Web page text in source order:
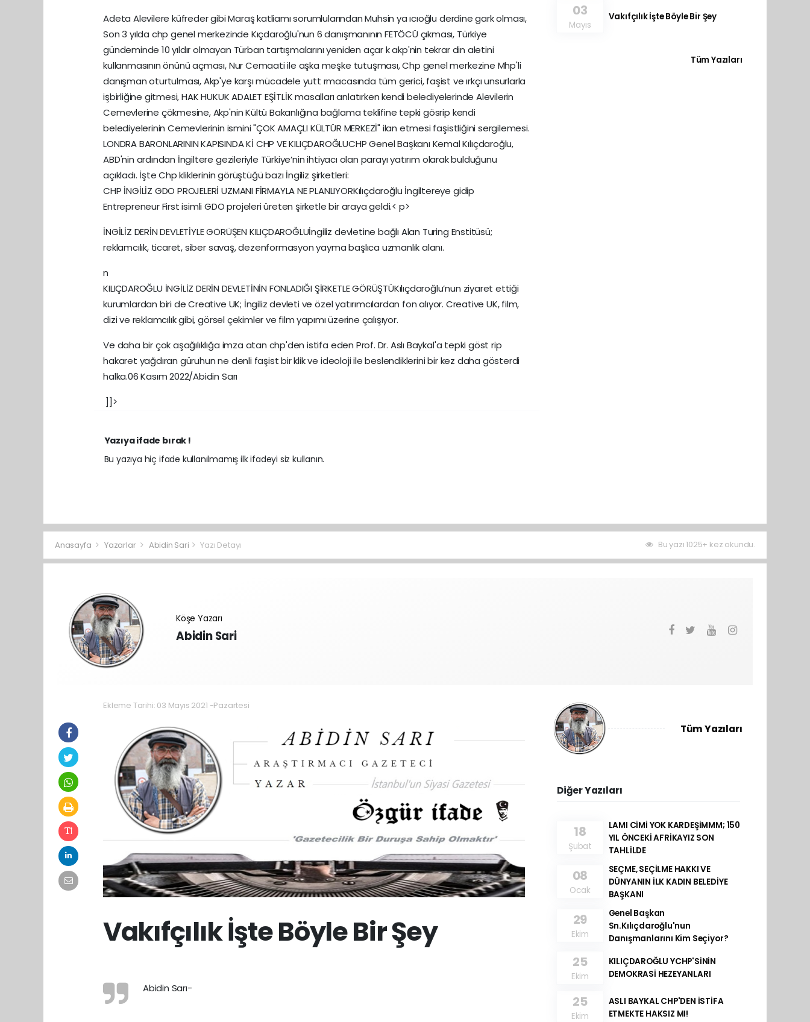
Adeta Alevilere küfreder gibi Maraş katliamı sorumlularından Muhsin ya ıcıoğlu derdine gark olması,
Son 3 yılda chp genel merkezinde Kıçdaroğlu'nun 6 danışmanının FETÖCÜ çıkması, Türkiye
gündeminde 10 yıldır olmayan Türban tartışmalarını yeniden açar k akp'nin tekrar din aletini
kullanmasının önünü açması, Nur Cemaati ile aşka meşke tutuşması, Chp genel merkezine Mhp'li
danışman oturtulması, Akp'ye karşı mücadele yutt rmacasında tüm gerici, faşist ve ırkçı unsurlarla
işbirliğine gitmesi, HAK HUKUK ADALET EŞİTLİK masalları anlatırken kendi belediyelerinde Alevilerin
Cemevlerine çökmesine, Akp'nin Kültü Bakanlığına bağlama teklifine tepki gösrip kendi
belediyelerinin Cemevlerinin ismini "ÇOK AMAÇLI KÜLTÜR MERKEZİ" ilan etmesi faşistliğini sergilemesi.
LONDRA BARONLARININ KAPISINDA Kİ CHP VE KILIÇDAROĞLUCHP Genel Başkanı Kemal Kılıçdaroğlu,
ABD'nin ardından İngiltere gezileriyle Türkiye’nin ihtiyacı olan parayı yatırım olarak bulduğunu
açıkladı. İşte Chp kliklerinin görüştüğü bazı İngiliz şirketleri:
CHP İNGİLİZ GDO PROJELERİ UZMANI FİRMAYLA NE PLANLIYORKılıçdaroğlu İngiltereye gidip
Entrepreneur First isimli GDO projeleri üreten şirketle bir araya geldi.< p>
İNGİLİZ DERİN DEVLETİYLE GÖRÜŞEN KILIÇDAROĞLUİngiliz devletine bağlı Alan Turing Enstitüsü;
reklamcılık, ticaret, siber savaş, dezenformasyon yayma başlıca uzmanlık alanı.
n
KILIÇDAROĞLU İNGİLİZ DERİN DEVLETİNİN FONLADIĞI ŞİRKETLE GÖRÜŞTÜKılıçdaroğlu’nun ziyaret ettiği
kurumlardan biri de Creative UK; İngiliz devleti ve özel yatırımcılardan fon alıyor. Creative UK, film,
dizi ve reklamcılık gibi, görsel çekimler ve film yapımı üzerine çalışıyor.
Ve daha bir çok aşağılıklığa imza atan chp'den istifa eden Prof. Dr. Aslı Baykal'a tepki göst rip
hakaret yağdıran güruhun ne denli faşist bir klik ve ideoloji ile beslendiklerini bir kez daha gösterdi
halka.06 Kasım 2022/Abidin Sarı
]]>
Yazıya ifade bırak !
Bu yazıya hiç ifade kullanılmamış ilk ifadeyi siz kullanın.
03
Mayıs
Vakıfçılık İşte Böyle Bir Şey
Tüm Yazıları
Anasayfa Yazarlar Abidin Sari Yazı Detayı Bu yazı 1025+ kez okundu.
Köşe Yazarı
Abidin Sari
Ekleme Tarihi: 03 Mayıs 2021 -Pazartesi
Vakıfçılık İşte Böyle Bir Şey
Abidin Sarı-
Tüm Yazıları
Diğer Yazıları
18
Şubat
LAMI CİMİ YOK KARDEŞİMMM; 150
YIL ÖNCEKİ AFRİKAYIZ SON
TAHLİLDE
08
Ocak
SEÇME, SEÇİLME HAKKI VE
DÜNYANIN İLK KADIN BELEDİYE
BAŞKANI
29
Ekim
Genel Başkan
Sn.Kılıçdaroğlu'nun
Danışmanlarını Kim Seçiyor?
25
Ekim
KILIÇDAROĞLU YCHP'SİNİN
DEMOKRASİ HEZEYANLARI
25
Ekim
ASLI BAYKAL CHP'DEN İSTİFA
ETMEKTE HAKSIZ MI!